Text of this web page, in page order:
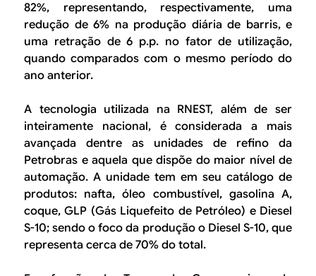
82%, representando, respectivamente, uma
redução de 6% na produção diária de barris, e
uma retração de 6 p.p. no fator de utilização,
quando comparados com o mesmo período do
ano anterior.
A tecnologia utilizada na RNEST, além de ser
inteiramente nacional, é considerada a mais
avançada dentre as unidades de refino da
Petrobras e aquela que dispõe do maior nível de
automação. A unidade tem em seu catálogo de
produtos: nafta, óleo combustível, gasolina A,
coque, GLP (Gás Liquefeito de Petróleo) e Diesel
S-10; sendo o foco da produção o Diesel S-10, que
representa cerca de 70% do total.